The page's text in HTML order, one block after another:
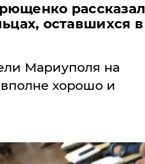
рассказал
оставшихся в
Мариуполя на
хорошо и